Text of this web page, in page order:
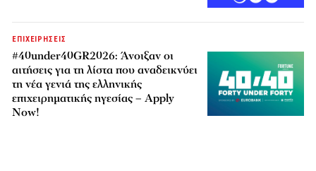
ΕΠΙΧΕΙΡΗΣΕΙΣ
#40under40GR2026: Άνοιξαν οι
αιτήσεις για τη λίστα που αναδεικνύει
τη νέα γενιά της ελληνικής
επιχειρηματικής ηγεσίας – Apply
Now!